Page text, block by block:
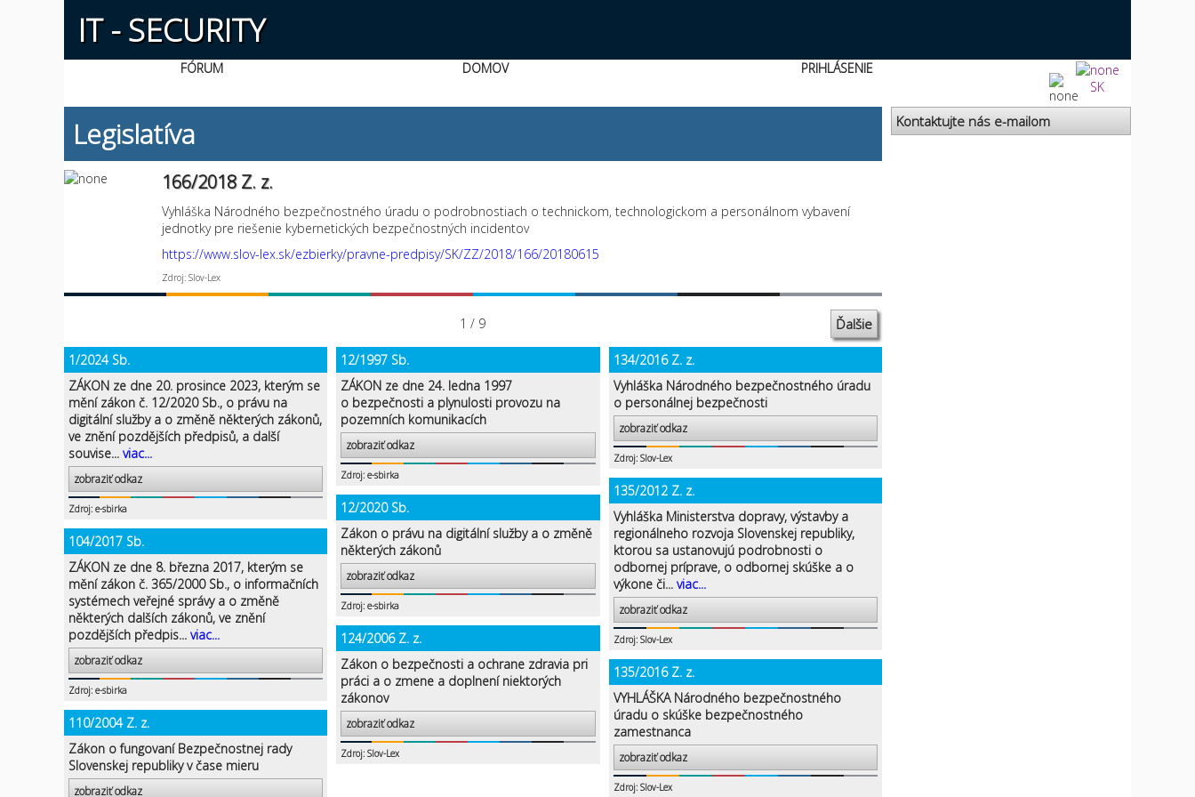
IT - SECURITY
FÓRUM DOMOV
PRIHLÁSENIE
SK
Legislatíva
166/2018 Z. z.
Vyhláška Národného bezpečnostného úradu o podrobnostiach o technickom, technologickom a personálnom vybavení
jednotky pre riešenie kybernetických bezpečnostných incidentov
https://www.slov-lex.sk/ezbierky/pravne-predpisy/SK/ZZ/2018/166/20180615
Zdroj: Slov-Lex
1 / 9 Ďalšie
1/2024 Sb.
ZÁKON ze dne 20. prosince 2023, kterým se
mění zákon č. 12/2020 Sb., o právu na
digitální služby a o změně některých zákonů,
ve znění pozdějších předpisů, a další
souvise... viac...
zobraziť odkaz
Zdroj: e-sbirka
104/2017 Sb.
ZÁKON ze dne 8. března 2017, kterým se
mění zákon č. 365/2000 Sb., o informačních
systémech veřejné správy a o změně
některých dalších zákonů, ve znění
pozdějších předpis... viac...
zobraziť odkaz
Zdroj: e-sbirka
110/2004 Z. z.
Zákon o fungovaní Bezpečnostnej rady
Slovenskej republiky v čase mieru
zobraziť odkaz
12/1997 Sb.
ZÁKON ze dne 24. ledna 1997
o bezpečnosti a plynulosti provozu na
pozemních komunikacích
zobraziť odkaz
Zdroj: e-sbirka
12/2020 Sb.
Zákon o právu na digitální služby a o změně
některých zákonů
zobraziť odkaz
Zdroj: e-sbirka
124/2006 Z. z.
Zákon o bezpečnosti a ochrane zdravia pri
práci a o zmene a doplnení niektorých
zákonov
zobraziť odkaz
Zdroj: Slov-Lex
134/2016 Z. z.
Vyhláška Národného bezpečnostného úradu
o personálnej bezpečnosti
zobraziť odkaz
Zdroj: Slov-Lex
135/2012 Z. z.
Vyhláška Ministerstva dopravy, výstavby a
regionálneho rozvoja Slovenskej republiky,
ktorou sa ustanovujú podrobnosti o
odbornej príprave, o odbornej skúške a o
výkone či... viac...
zobraziť odkaz
Zdroj: Slov-Lex
135/2016 Z. z.
VYHLÁŠKA Národného bezpečnostného
úradu o skúške bezpečnostného
zamestnanca
zobraziť odkaz
Zdroj: Slov-Lex
Kontaktujte nás e-mailom